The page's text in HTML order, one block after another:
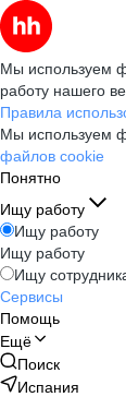
Мы используем
работу нашего
Правила
Мы используем
файлов cookie
Понятно
Ищу работу
Ищу работу
Ищу работу
Ищу
Сервисы
Помощь
Ещё
Поиск
Испания